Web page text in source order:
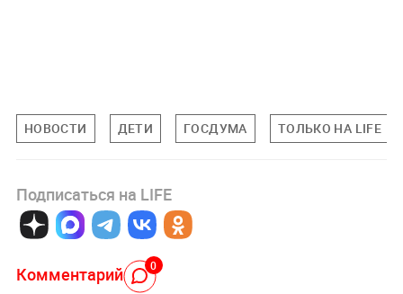
НОВОСТИ ДЕТИ ГОСДУМА ТОЛЬКО НА LIFE
Подписаться на LIFE
Комментарий 0